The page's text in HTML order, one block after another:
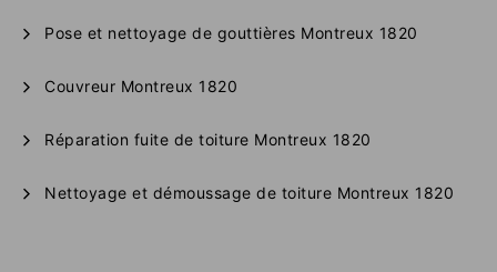
Pose et nettoyage de gouttières Montreux 1820
Couvreur Montreux 1820
Réparation fuite de toiture Montreux 1820
Nettoyage et démoussage de toiture Montreux 1820